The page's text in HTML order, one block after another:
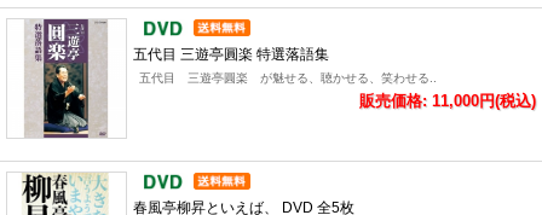
五代目 三遊亭圓楽 特選落語集
五代目 三遊亭圓楽 が魅せる、聴かせる、笑わせる..
販売価格: 11,000円(税込)
春風亭柳昇といえば、 DVD 全5枚